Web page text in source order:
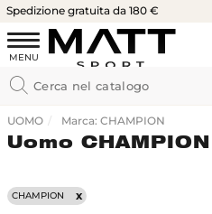
Spedizione gratuita da 180 €
UOMO Marca: CHAMPION
Uomo CHAMPION
CHAMPION